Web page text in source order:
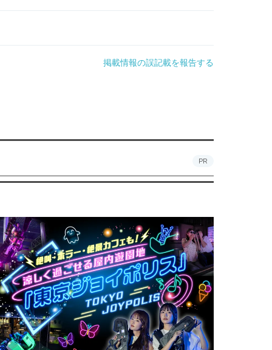
掲載情報の誤記載を報告する
PR